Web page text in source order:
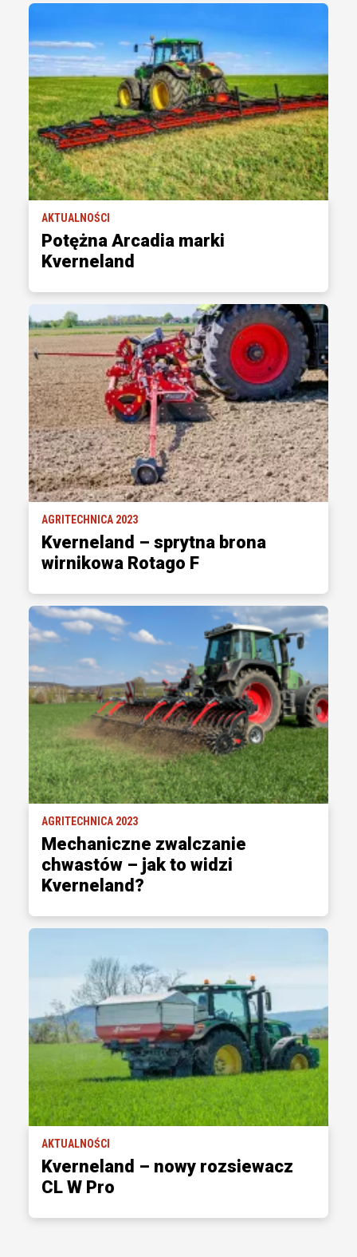
AKTUALNOŚCI
Potężna Arcadia marki
Kverneland
AGRITECHNICA 2023
Kverneland – sprytna brona
wirnikowa Rotago F
AGRITECHNICA 2023
Mechaniczne zwalczanie
chwastów – jak to widzi
Kverneland?
AKTUALNOŚCI
Kverneland – nowy rozsiewacz
CL W Pro